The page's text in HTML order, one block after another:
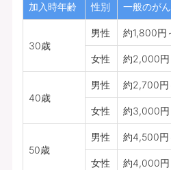
加入時年齢 性別 一般のが
30歳
男性 約1,800円
女性 約2,000円
40歳
男性 約2,700円
女性 約3,000円
50歳
男性 約4,500円
女性 約4,000円